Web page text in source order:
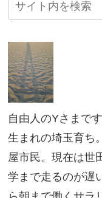
自由人のYさまで
生まれの埼玉育ち
屋市民。現在は世
学まで走るのが遅